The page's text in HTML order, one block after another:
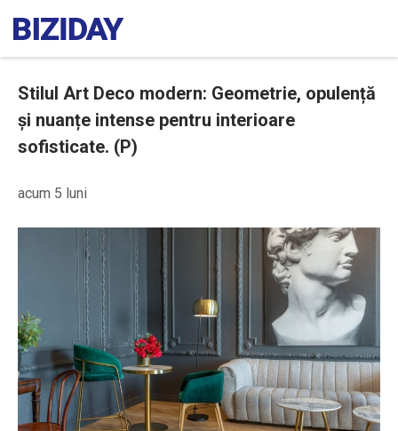
Stilul Art Deco modern: Geometrie, opulență
și nuanțe intense pentru interioare
sofisticate. (P)
acum 5 luni